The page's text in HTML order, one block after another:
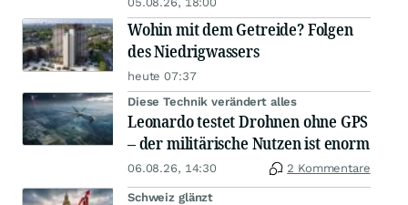
Wohin mit dem Getreide? Folgen
des Niedrigwassers
heute 07:37
Diese Technik verändert alles
Leonardo testet Drohnen ohne GPS
– der militärische Nutzen ist enorm
06.08.26, 14:30 2 Kommentare
Schweiz glänzt